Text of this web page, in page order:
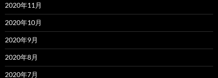
2020年11月
2020年10月
2020年9月
2020年8月
2020年7月